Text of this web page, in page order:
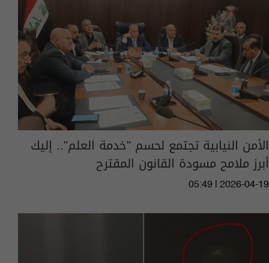
الأمن النيابية تجتمع لحسم "خدمة العلم".. إليك
أبرز ملامح مسودة القانون المقترح
05:49 | 2026-04-19